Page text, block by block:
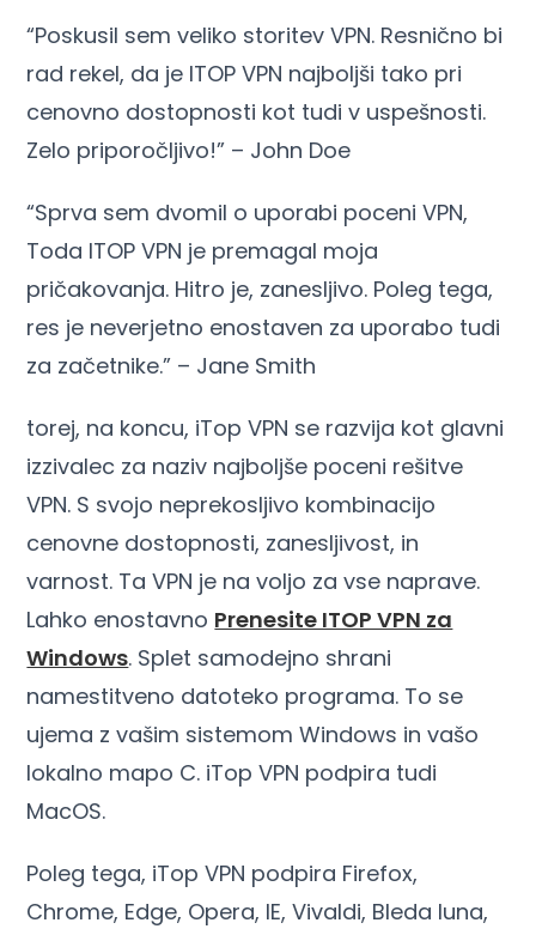
“Poskusil sem veliko storitev VPN. Resnično bi
rad rekel, da je ITOP VPN najboljši tako pri
cenovno dostopnosti kot tudi v uspešnosti.
Zelo priporočljivo!” – John Doe
“Sprva sem dvomil o uporabi poceni VPN,
Toda ITOP VPN je premagal moja
pričakovanja. Hitro je, zanesljivo. Poleg tega,
res je neverjetno enostaven za uporabo tudi
za začetnike.” – Jane Smith
torej, na koncu, iTop VPN se razvija kot glavni
izzivalec za naziv najboljše poceni rešitve
VPN. S svojo neprekosljivo kombinacijo
cenovne dostopnosti, zanesljivost, in
varnost. Ta VPN je na voljo za vse naprave.
Lahko enostavno Prenesite ITOP VPN za
Windows. Splet samodejno shrani
namestitveno datoteko programa. To se
ujema z vašim sistemom Windows in vašo
lokalno mapo C. iTop VPN podpira tudi
MacOS.
Poleg tega, iTop VPN podpira Firefox,
Chrome, Edge, Opera, IE, Vivaldi, Bleda luna,